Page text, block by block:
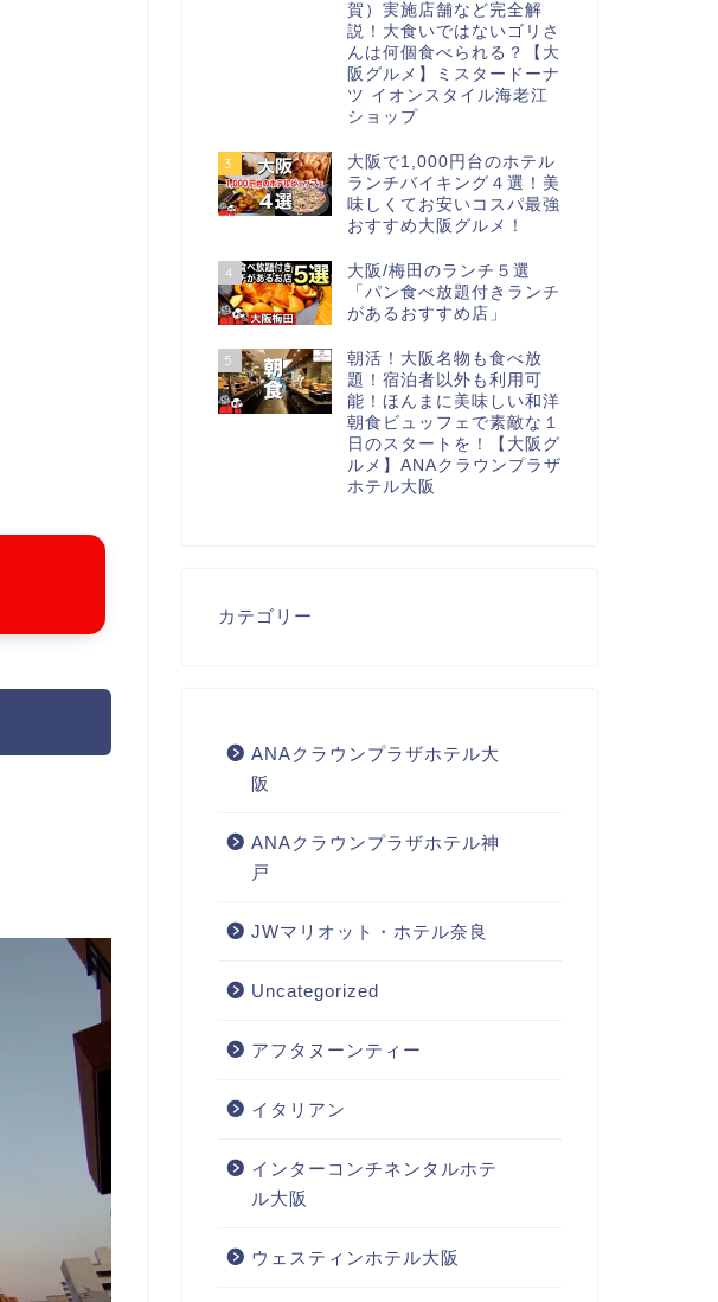
賀）実施店舗など完全解
説！大食いではないゴリさ
んは何個食べられる？【大
阪グルメ】ミスタードーナ
ツ イオンスタイル海老江
ショップ
3
大阪で1,000円台のホテル
ランチバイキング４選！美
味しくてお安いコスパ最強
おすすめ大阪グルメ！
4
大阪/梅田のランチ５選
「パン食べ放題付きランチ
があるおすすめ店」
5
朝活！大阪名物も食べ放
題！宿泊者以外も利用可
能！ほんまに美味しい和洋
朝食ビュッフェで素敵な１
日のスタートを！【大阪グ
ルメ】ANAクラウンプラザ
ホテル大阪
カテゴリー
ANAクラウンプラザホテル大
阪
ANAクラウンプラザホテル神
戸
JWマリオット・ホテル奈良
Uncategorized
アフタヌーンティー
イタリアン
インターコンチネンタルホテ
ル大阪
ウェスティンホテル大阪